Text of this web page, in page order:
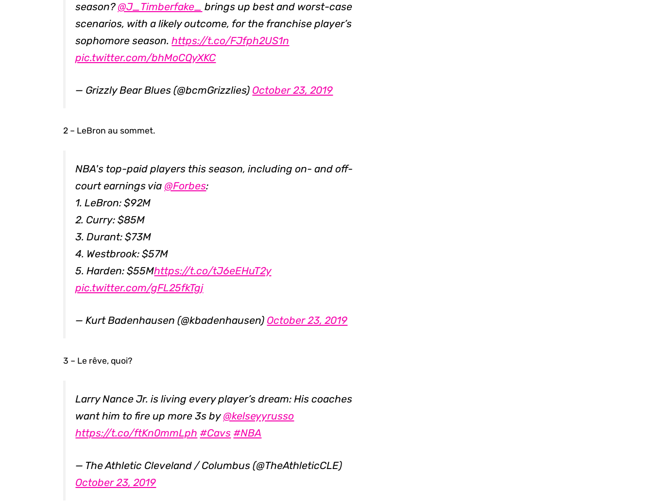
season? @J_Timberfake_ brings up best and worst-case
scenarios, with a likely outcome, for the franchise player’s
sophomore season.https://t.co/FJfph2US1n
pic.twitter.com/bhMoCQyXKC
— Grizzly Bear Blues (@bcmGrizzlies) October 23, 2019
2 – LeBron au sommet.
NBA's top-paid players this season, including on- and off-
court earnings via @Forbes:
1. LeBron: $92M
2. Curry: $85M
3. Durant: $73M
4. Westbrook: $57M
5. Harden: $55Mhttps://t.co/tJ6eEHuT2y
pic.twitter.com/gFL25fkTgj
— Kurt Badenhausen (@kbadenhausen) October 23, 2019
3 – Le rêve, quoi?
Larry Nance Jr. is living every player’s dream: His coaches
want him to fire up more 3s by @kelseyyrusso
https://t.co/ftKn0mmLph #Cavs #NBA
— The Athletic Cleveland / Columbus (@TheAthleticCLE)
October 23, 2019